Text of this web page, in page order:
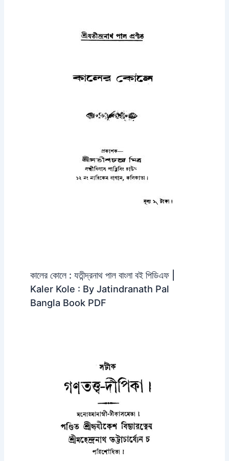
কালের কোলে : যতীন্দ্রনাথ পাল বাংলা বই পিডিএফ |
Kaler Kole : By Jatindranath Pal
Bangla Book PDF